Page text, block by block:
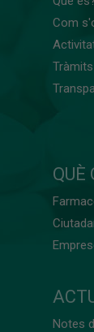
Com
Tràmits
QUÈ
Notes